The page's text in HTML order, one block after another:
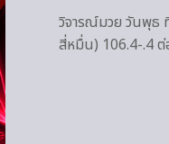
วิจารณ์มวย วันพุธ
สี่หมื่น) 106.4-.4